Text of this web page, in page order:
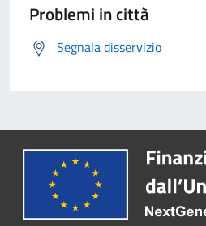
Problemi in città
Segnala disservizio